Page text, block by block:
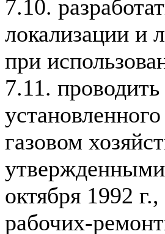
7.10.
локализации и
при
7.11.
газовом
октября 1992
рабочих-